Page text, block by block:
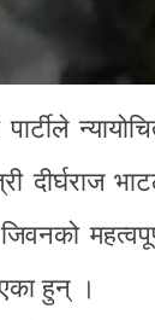
दीर्घराज
हुन् ।